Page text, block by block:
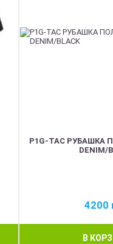
P1G-TAC РУБАШКА
DENIM/
4200
В